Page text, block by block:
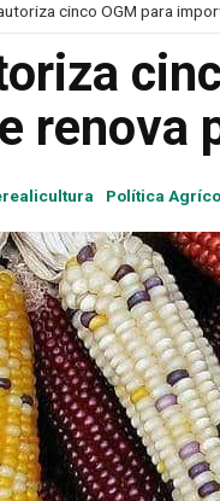
cinco OGM para
renova
Política